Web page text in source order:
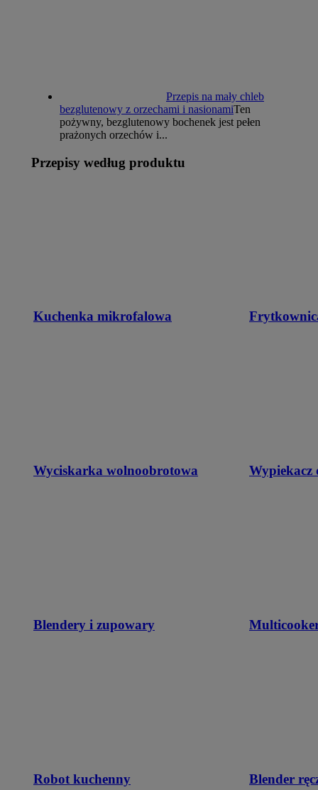
Przepis na mały chleb
bezglutenowy z orzechami i nasionamiTen
pożywny, bezglutenowy bochenek jest pełen
prażonych orzechów i...
Przepisy według produktu
Kuchenka mikrofalowa
Wyciskarka wolnoobrotowa Wypiekacz
Blendery i zupowary
Robot kuchenny Blender